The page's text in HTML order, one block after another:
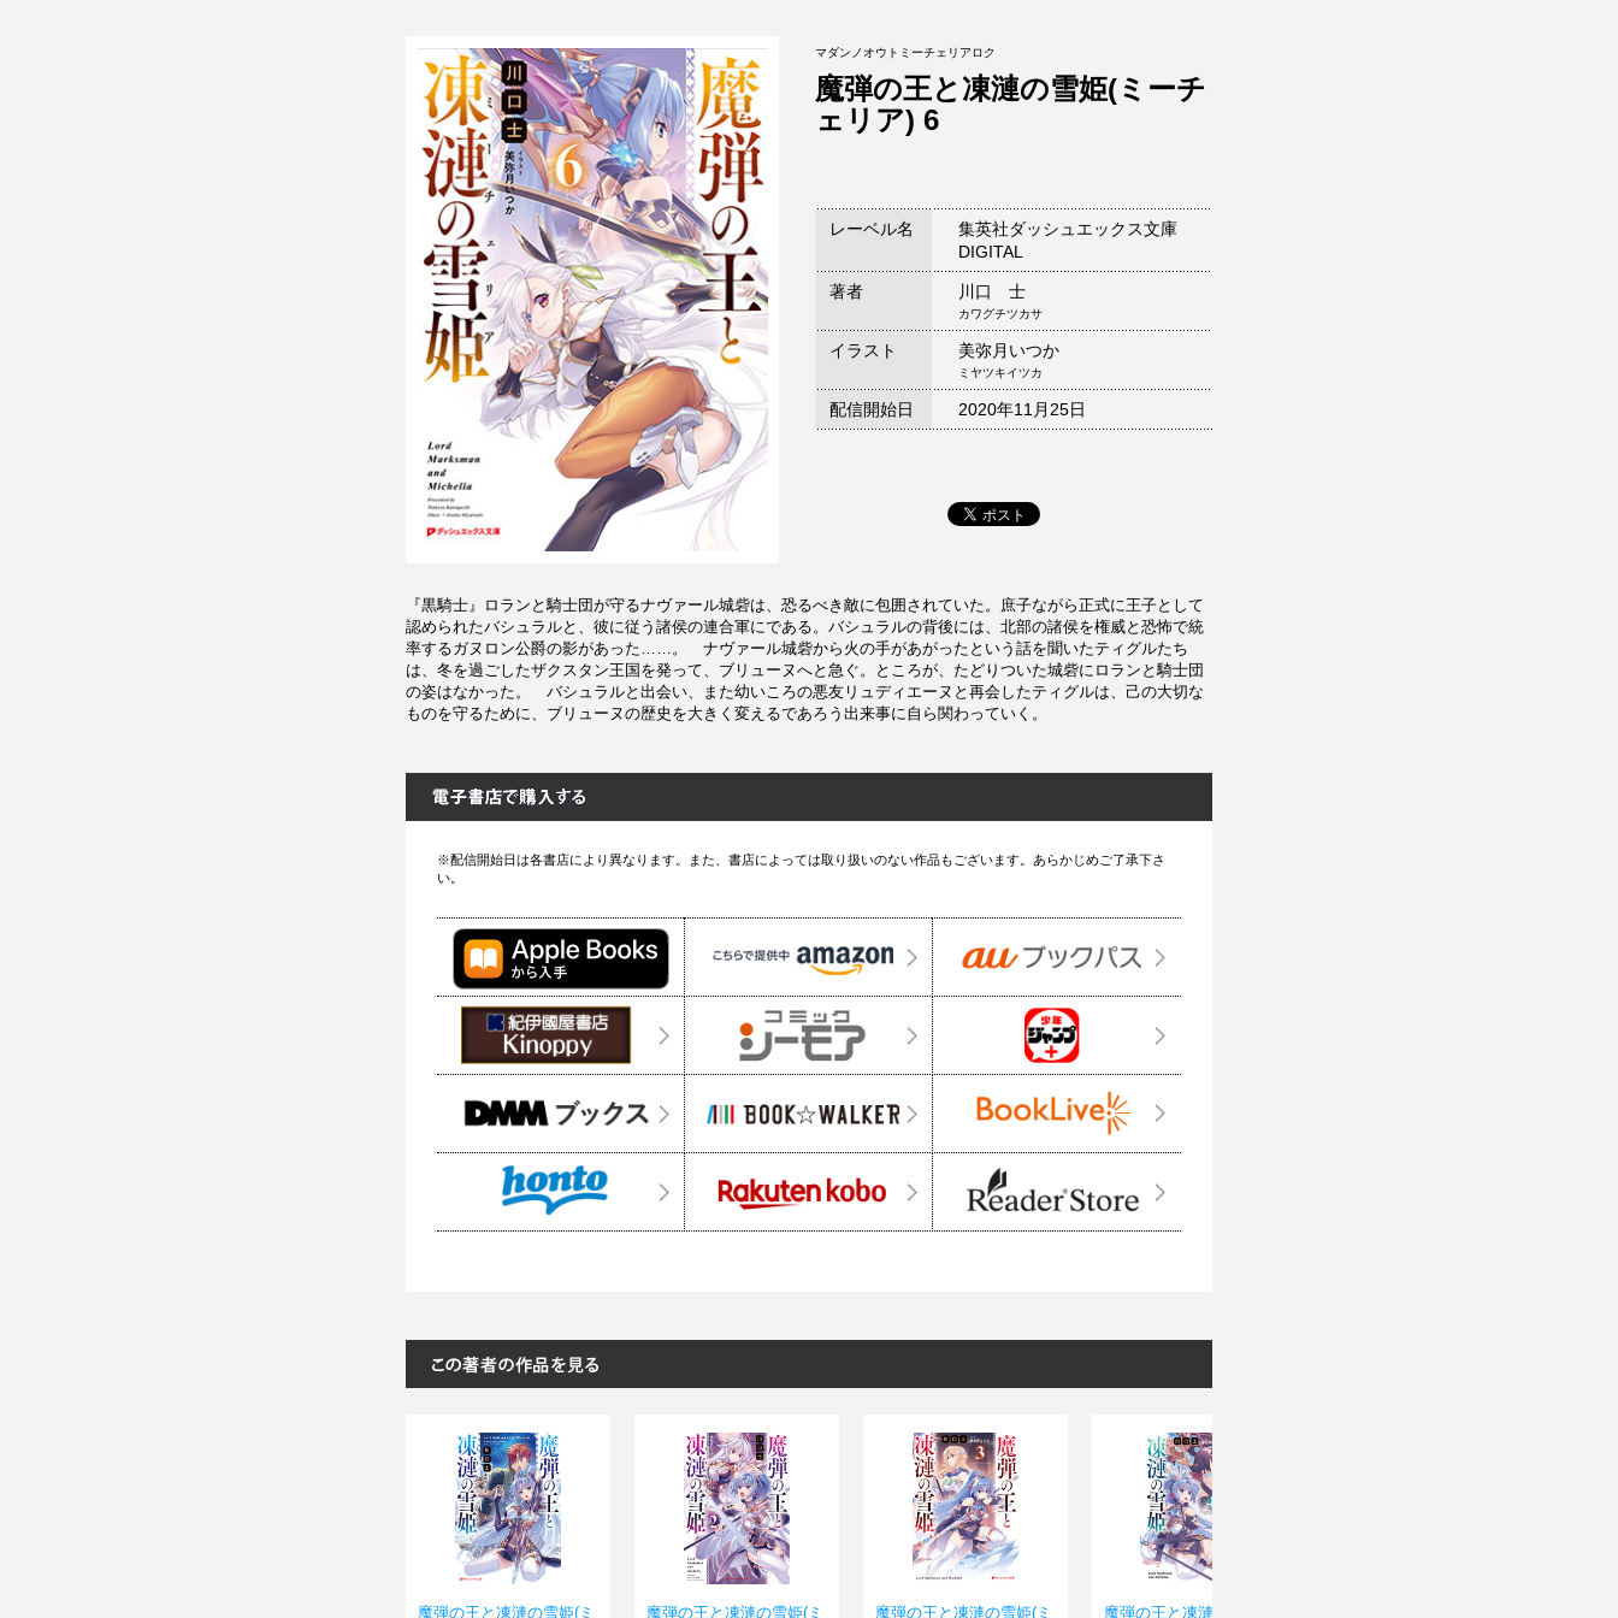
マダンノオウトミーチェリアロク
魔弾の王と凍漣の雪姫(ミーチ
ェリア) 6
レーベル名
集英社ダッシュエックス文庫
DIGITAL
著者 川口 士
カワグチツカサ
イラスト 美弥月いつか
ミヤツキイツカ
配信開始日 2020年11月25日
『黒騎士』ロランと騎士団が守るナヴァール城砦は、恐るべき敵に包囲されていた。庶子ながら正式に王子として
認められたバシュラルと、彼に従う諸侯の連合軍にである。バシュラルの背後には、北部の諸侯を権威と恐怖で統
率するガヌロン公爵の影があった……。 ナヴァール城砦から火の手があがったという話を聞いたティグルたち
は、冬を過ごしたザクスタン王国を発って、ブリューヌへと急ぐ。ところが、たどりついた城砦にロランと騎士団
の姿はなかった。 バシュラルと出会い、また幼いころの悪友リュディエーヌと再会したティグルは、己の大切な
ものを守るために、ブリューヌの歴史を大きく変えるであろう出来事に自ら関わっていく。
※配信開始日は各書店により異なります。また、書店によっては取り扱いのない作品もございます。あらかじめご了承下さ
い。
魔弾の王と凍漣の雪姫(ミ 魔弾の王と凍漣の雪姫(ミ 魔弾の王と凍漣の雪姫(ミ 魔弾の王と凍漣の雪姫(ミ